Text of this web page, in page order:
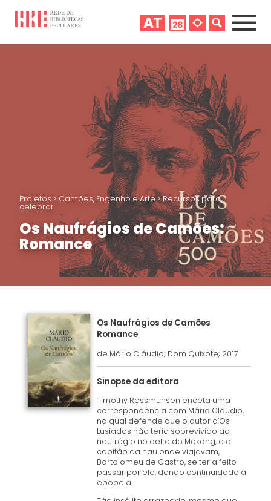
Projetos > Camões, Engenho e Arte>Recursos para
celebrar
Os Naufrágios de Camões:
Romance
Os Naufrágios de Camões
Romance
de Mário Cláudio; Dom Quixote; 2017
Sinopse da editora
Timothy Rassmunsen enceta uma
correspondência com Mário Cláudio,
na qual defende que o autor d’Os
Lusíadas não teria sobrevivido ao
naufrágio no delta do Mekong, e o
capitão da nau onde viajavam,
Bartolomeu de Castro, se teria feito
passar por ele, dando continuidade à
epopeia.